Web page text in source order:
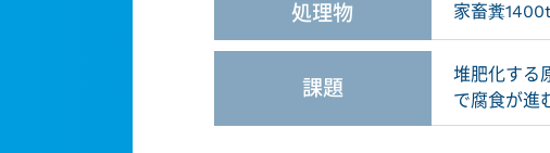
処理物 家畜糞
課題
堆肥化する
で腐食が進